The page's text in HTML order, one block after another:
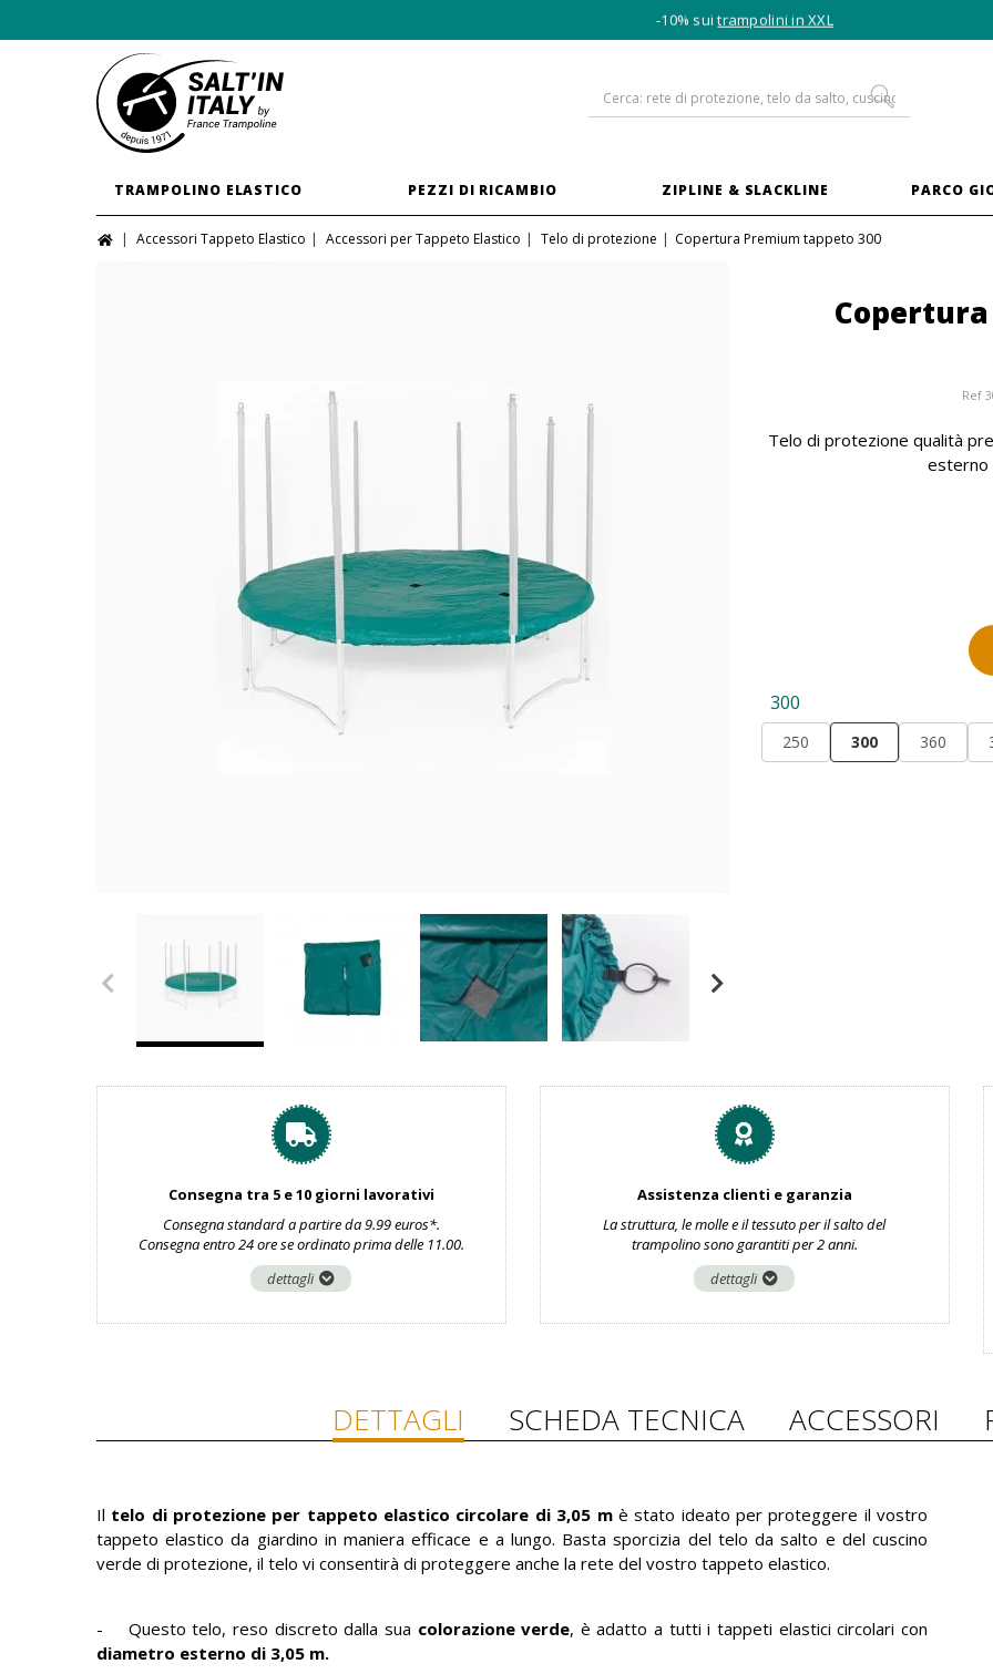
-10% suitrampolini in XXL
TRAMPOLINO ELASTICO PEZZI DI RICAMBIO ZIPLINE & SLACKLINE PARCO
Accessori Tappeto Elastico Accessori per Tappeto Elastico Telo di protezione Copertura Premium tappeto 300
Ref
Telo di protezione qualità
esterno
300
250 300 360
Consegna tra 5 e 10 giorni lavorativi
Consegna standard a partire da 9.99 euros*.
Consegna entro 24 ore se ordinato prima delle 11.00.
dettagli
Assistenza clienti e garanzia
La struttura, le molle e il tessuto per il salto del
trampolino sono garantiti per 2 anni.
dettagli
DETTAGLI SCHEDA TECNICA ACCESSORI
Il telo di protezione per tappeto elastico circolare di 3,05 mè stato ideato per proteggere il vostro
tappeto elastico da giardino in maniera efficace e a lungo. Basta sporcizia del telo da salto e del cuscino
verde di protezione, il telo vi consentirà di proteggere anche la rete del vostro tappeto elastico.
- Questo telo, reso discreto dalla sua colorazione verde, è adatto a tutti i tappeti elastici circolari con
diametro esterno di 3,05 m.